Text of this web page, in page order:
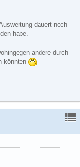
dauert noch
habe.
andere durch
könnten